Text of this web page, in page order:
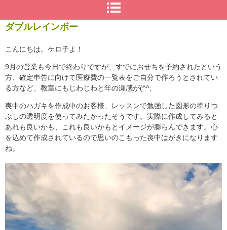
ダブルレインボー
こんにちは。ケロ子よ！
9月の営業も今日で終わりですが、すでにおせちを予約されたという
方、確定申告に向けて医療費の一覧表をご自分で作ろうとされてい
る方など、教室にもじわじわと年の瀬感が(^^;
喪中のハガキを作成中のお客様、レッスンで勉強した図形の塗りつ
ぶしの透明度を使ってみたかったそうです。実際に作成してみると
あれも良いかも、これも良いかもとイメージが膨らんできます。心
を込めて作成されているので思いのこもった喪中はがきになります
ね。